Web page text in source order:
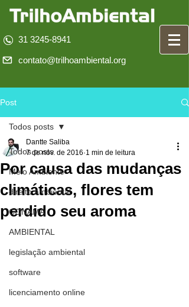
31 3245-8941
contato@trilhoambiental.org
Post
Todos posts
Meio Ambiente
direito ambiental
CONAMA
AMBIENTAL
legislação ambiental
software
licenciamento online
Todos posts
Por causa das mudanças
climáticas, flores tem
perdido seu aroma
Dantte Saliba
7 de nov. de 2016 1 min de leitura